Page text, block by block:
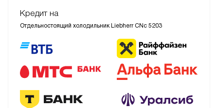
Кредит на
Отдельностоящий холодильник Liebherr CNc 5203